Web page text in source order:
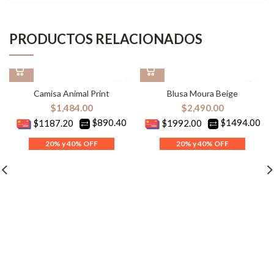
PRODUCTOS RELACIONADOS
Camisa Animal Print
$1,484.00
$1187.20
$890.40
Blusa Moura Beige
$2,490.00
$1992.00
$1494.00